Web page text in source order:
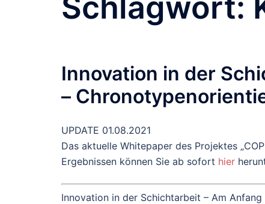
Innovation in der
–
UPDATE 01.08.2021
Das aktuelle Whitepaper des Projektes
Ergebnissen können Sie ab sofort hier
Innovation in der Schichtarbeit – Am